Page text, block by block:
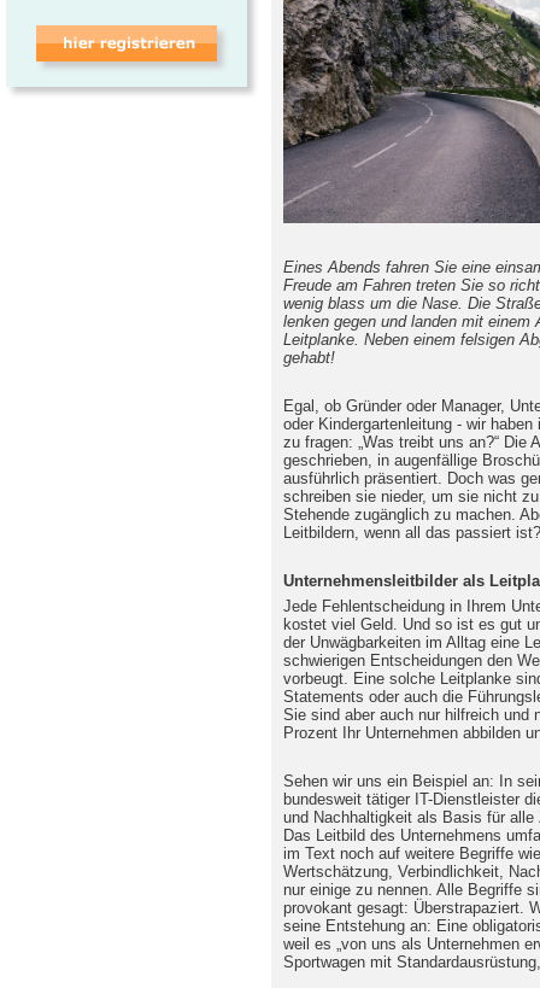
Eines Abends fahren Sie eine
Freude am Fahren treten Sie so
wenig blass um die Nase. Die
lenken gegen und landen mit
Leitplanke. Neben einem felsigen
gehabt!
Egal, ob Gründer oder Manager,
oder Kindergartenleitung - wir
zu fragen: „Was treibt uns an?“ Die
geschrieben, in augenfällige
ausführlich präsentiert. Doch was
schreiben sie nieder, um sie nicht
Stehende zugänglich zu machen.
Leitbildern, wenn all das passiert ist?
Unternehmensleitbilder als
Jede Fehlentscheidung in Ihrem
kostet viel Geld. Und so ist es gut
der Unwägbarkeiten im Alltag eine
schwierigen Entscheidungen den
vorbeugt. Eine solche Leitplanke
Statements oder auch die
Sie sind aber auch nur hilfreich und
Prozent Ihr Unternehmen abbilden
Sehen wir uns ein Beispiel an: In
bundesweit tätiger IT-Dienstleister
und Nachhaltigkeit als Basis für
Das Leitbild des Unternehmens
im Text noch auf weitere Begriffe
Wertschätzung, Verbindlichkeit,
nur einige zu nennen. Alle Begriffe
provokant gesagt: Überstrapaziert.
seine Entstehung an: Eine
weil es „von uns als Unternehmen
Sportwagen mit